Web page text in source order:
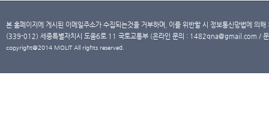
본 홈페이지에 게시된 이메일주소가 수집되는것을 거부하며, 이를 위반할 시 정보통신망법에 의
(339-012) 세종특별자치시 도움6로 11 국토교통부 (온라인 문의 : 1482qna@gmail.com /
copyright@2014 MOLIT All rights reserved.